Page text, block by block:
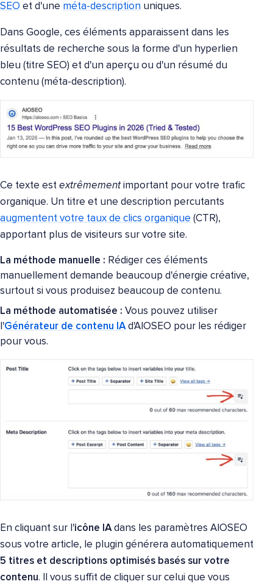
SEO et d'une méta-description uniques.
Dans Google, ces éléments apparaissent dans les
résultats de recherche sous la forme d'un hyperlien
bleu (titre SEO) et d'un aperçu ou d'un résumé du
contenu (méta-description).
Ce texte est extrêmementimportant pour votre trafic
organique. Un titre et une description percutants
augmentent votre taux de clics organique (CTR),
apportant plus de visiteurs sur votre site.
La méthode manuelle : Rédiger ces éléments
manuellement demande beaucoup d'énergie créative,
surtout si vous produisez beaucoup de contenu.
La méthode automatisée : Vous pouvez utiliser
l'Générateur de contenu IAd'AIOSEO pour les rédiger
pour vous.
En cliquant sur l'icône IAdans les paramètres AIOSEO
sous votre article, le plugin générera automatiquement
5 titres et descriptions optimisés basés sur votre
contenu. Il vous suffit de cliquer sur celui que vous